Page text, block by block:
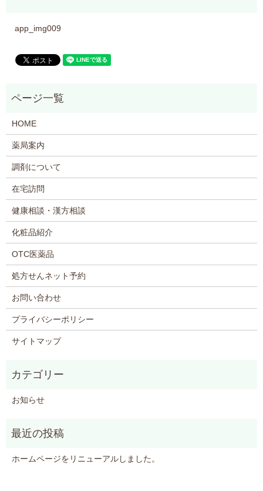
app_img009
HOME
薬局案内
調剤について
在宅訪問
健康相談・漢方相談
化粧品紹介
OTC医薬品
処方せんネット予約
お問い合わせ
プライバシーポリシー
サイトマップ
お知らせ
ホームページをリニューアルしました。